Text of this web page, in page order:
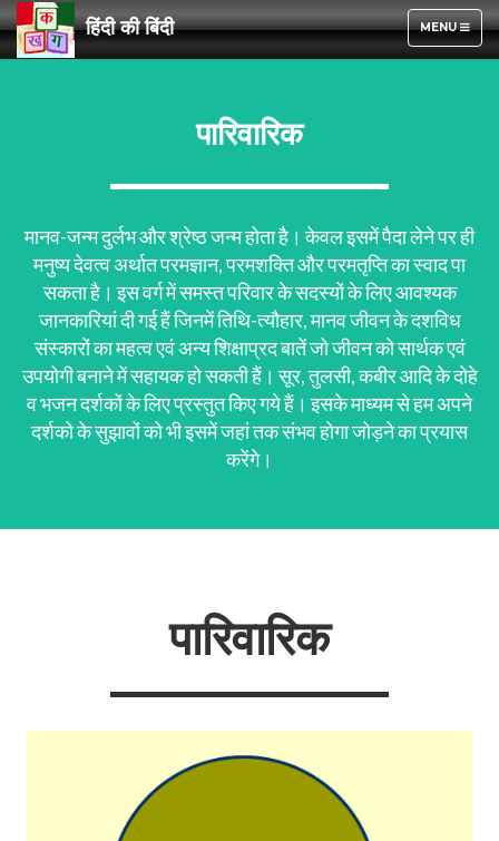
TOGGLE
NAVIGATION
MENU
हिंदी की बिंदी
पारिवारिक
मानव-जन्म दुर्लभ और श्रेष्ठ जन्म होता है। केवल इसमें पैदा लेने पर ही
मनुष्य देवत्व अर्थात परमज्ञान, परमशक्ति और परमतृप्ति का स्वाद पा
सकता है। इस वर्ग में समस्त परिवार के सदस्यों के लिए आवश्यक
जानकारियां दी गई हैं जिनमें तिथि-त्यौहार, मानव जीवन के दशविध
संस्कारों का महत्व एवं अन्य शिक्षाप्रद बातें जो जीवन को सार्थक एवं
उपयोगी बनाने में सहायक हो सकती हैं। सूर, तुलसी, कबीर आदि के दोहे
व भजन दर्शकों के लिए प्रस्तुत किए गये हैं। इसके माध्यम से हम अपने
दर्शको के सुझावों को भी इसमें जहां तक संभव होगा जोड़ने का प्रयास
करेंगे।
पारिवारिक